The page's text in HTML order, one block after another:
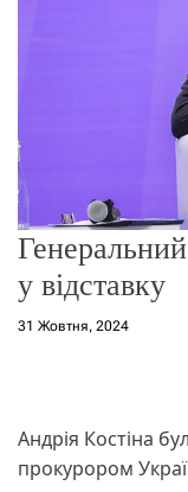
у відставку
31 Жовтня, 2024
Андрія Костіна
прокурором